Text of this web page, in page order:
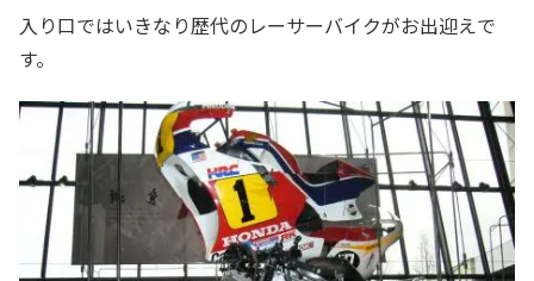
入り口ではいきなり歴代のレーサーバイクがお出迎えで
す。